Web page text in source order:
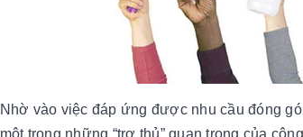
Nhờ vào việc đáp ứng được nhu cầu đóng
một trong những “trợ thủ” quan trọng của